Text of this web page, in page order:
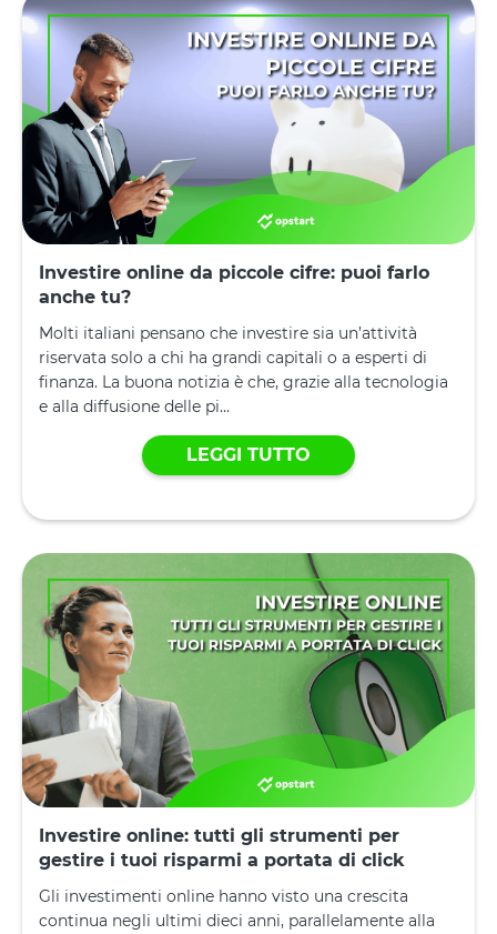
Investire online da piccole cifre: puoi farlo
anche tu?
Molti italiani pensano che investire sia un’attività
riservata solo a chi ha grandi capitali o a esperti di
finanza. La buona notizia è che, grazie alla tecnologia
e alla diffusione delle pi...
LEGGI TUTTO
Investire online: tutti gli strumenti per
gestire i tuoi risparmi a portata di click
Gli investimenti online hanno visto una crescita
continua negli ultimi dieci anni, parallelamente alla